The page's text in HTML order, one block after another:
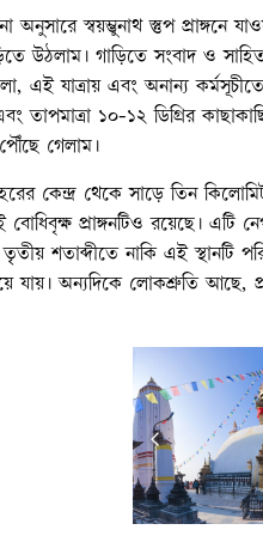
অনুসারে স্বয়ম্ভুনাথ স্তুপ
উঠলাম। গাড়িতে সংবাদ ও
এই যাত্রায় এবং অনান্য
তাপমাত্রা ১০-১২ ডিগ্রির
গেলাম।
কেন্দ্র থেকে সাড়ে তিন
বোধিবৃক্ষ প্রাঙ্গনটিও রয়েছে।
শতাব্দীতে নাকি এই স্থানটি
যায়। অন্যদিকে লোকশ্রুতি